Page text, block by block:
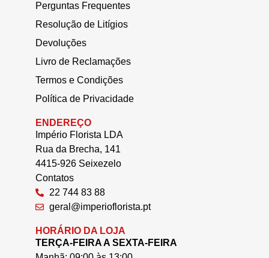
Perguntas Frequentes
Resolução de Litígios
Devoluções
Livro de Reclamações
Termos e Condições
Política de Privacidade
ENDEREÇO
Império Florista LDA
Rua da Brecha, 141
4415-926 Seixezelo
Contatos
22 744 83 88
geral@imperioflorista.pt
HORÁRIO DA LOJA
TERÇA-FEIRA A SEXTA-FEIRA